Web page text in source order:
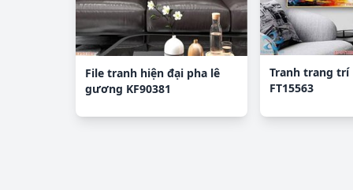
File tranh hiện đại pha lê
gương KF90381
Tranh trang trí
FT15563